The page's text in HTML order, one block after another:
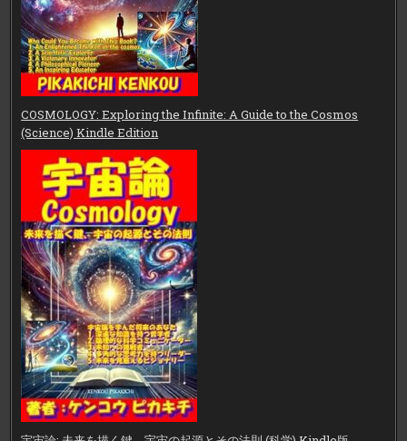
COSMOLOGY: Exploring the Infinite: A Guide to the Cosmos
(Science) Kindle Edition